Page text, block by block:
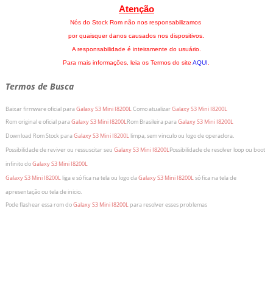
Atenção
Nós do Stock Rom não nos responsabilizamos
por quaisquer danos causados nos dispositivos.
A responsabilidade é inteiramente do usuário.
Para mais informações, leia os Termos do siteAQUI
Termos de Busca
Baixar firmware oficial paraGalaxy S3 Mini I8200LComo atualizarGalaxy S3 Mini I8200L
Rom original e oficial paraGalaxy S3 Mini I8200LRom Brasileira paraGalaxy S3 Mini I8200L
Download Rom Stock paraGalaxy S3 Mini I8200Llimpa, sem vinculo ou logo de operadora.
Possibilidade de reviver ou ressuscitar seu Galaxy S3 Mini I8200LPossibilidade de resolver loop ou boot
infinito doGalaxy S3 Mini I8200L
Galaxy S3 Mini I8200Lliga e só fica na tela ou logo daGalaxy S3 Mini I8200Lsó fica na tela de
apresentação ou tela de inicio.
Pode flashear essa rom doGalaxy S3 Mini I8200Lpara resolver esses problemas